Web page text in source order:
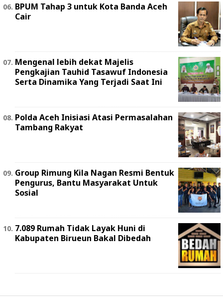
BPUM Tahap 3 untuk Kota Banda Aceh
Cair
Mengenal lebih dekat Majelis
Pengkajian Tauhid Tasawuf Indonesia
Serta Dinamika Yang Terjadi Saat Ini
Polda Aceh Inisiasi Atasi Permasalahan
Tambang Rakyat
Group Rimung Kila Nagan Resmi Bentuk
Pengurus, Bantu Masyarakat Untuk
Sosial
7.089 Rumah Tidak Layak Huni di
Kabupaten Birueun Bakal Dibedah